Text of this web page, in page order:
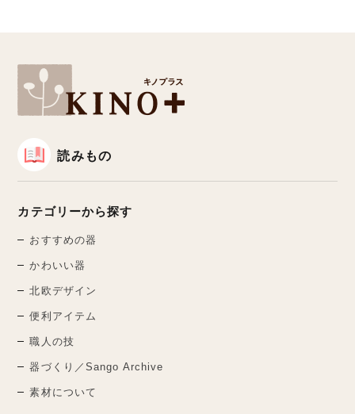
読みもの
カテゴリーから探す
おすすめの器
かわいい器
北欧デザイン
便利アイテム
職人の技
器づくり／Sango Archive
素材について